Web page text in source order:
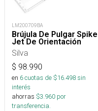
LM200709BA
Brújula De Pulgar Spike
Jet De Orientación
Silva
$ 98.990
en 6cuotas de $16.498sin
interés
ahorras $3.960 por
transferencia.